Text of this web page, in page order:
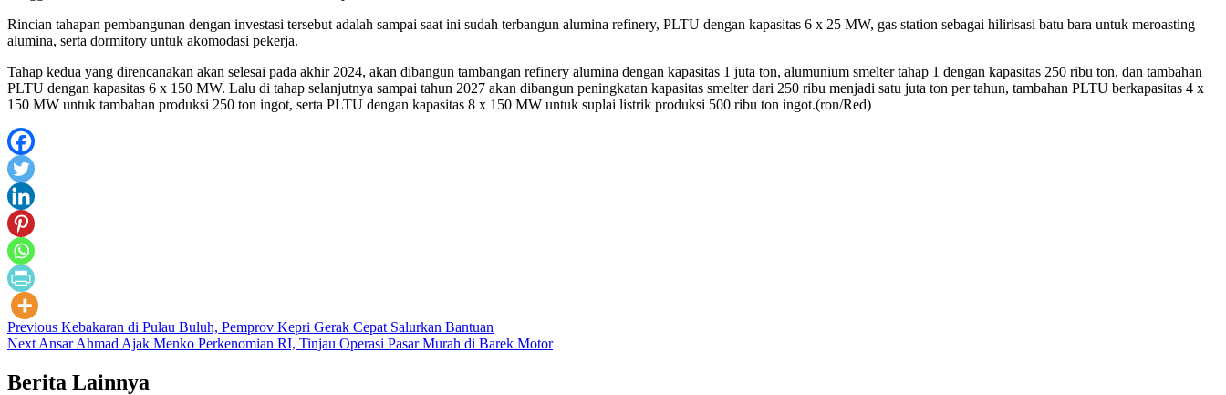
Rincian tahapan pembangunan dengan investasi tersebut adalah sampai saat ini sudah terbangun alumina refinery, PLTU dengan kapasitas 6 x 25 MW, gas station sebagai hilirisasi batu bara untuk meroasting
alumina, serta dormitory untuk akomodasi pekerja.
Tahap kedua yang direncanakan akan selesai pada akhir 2024, akan dibangun tambangan refinery alumina dengan kapasitas 1 juta ton, alumunium smelter tahap 1 dengan kapasitas 250 ribu ton, dan tambahan
PLTU dengan kapasitas 6 x 150 MW. Lalu di tahap selanjutnya sampai tahun 2027 akan dibangun peningkatan kapasitas smelter dari 250 ribu menjadi satu juta ton per tahun, tambahan PLTU berkapasitas 4 x
150 MW untuk tambahan produksi 250 ton ingot, serta PLTU dengan kapasitas 8 x 150 MW untuk suplai listrik produksi 500 ribu ton ingot.(ron/Red)
Post
navigation
Previous Kebakaran di Pulau Buluh, Pemprov Kepri Gerak Cepat Salurkan Bantuan
Next Ansar Ahmad Ajak Menko Perkenomian RI, Tinjau Operasi Pasar Murah di Barek Motor
Berita Lainnya